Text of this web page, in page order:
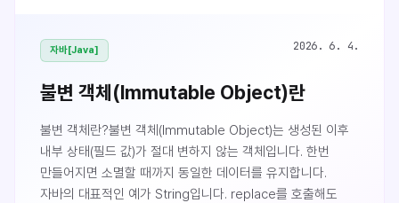
자바[Java] 2026. 6. 4.
불변 객체(Immutable Object)란
불변 객체란?불변 객체(Immutable Object)는 생성된 이후
내부 상태(필드 값)가 절대 변하지 않는 객체입니다. 한번
만들어지면 소멸할 때까지 동일한 데이터를 유지합니다.
자바의 대표적인 예가 String입니다. replace를 호출해도